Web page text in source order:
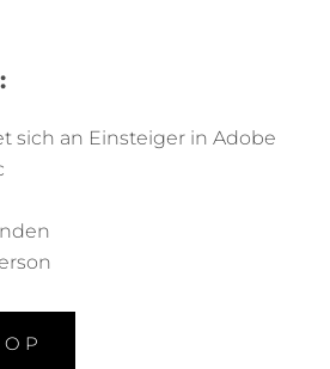
sich an Einsteiger in Adobe